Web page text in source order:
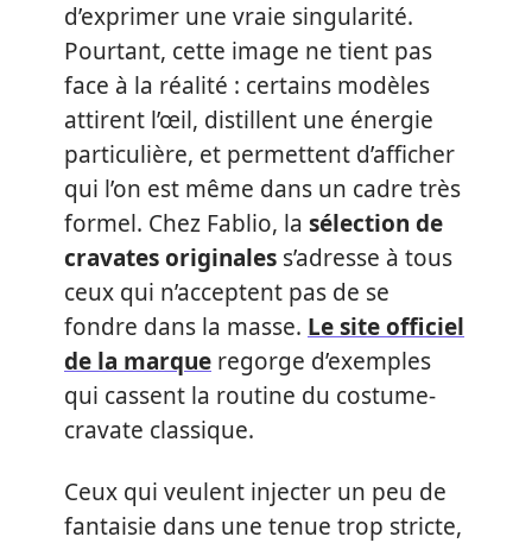
d’exprimer une vraie singularité.
Pourtant, cette image ne tient pas
face à la réalité : certains modèles
attirent l’œil, distillent une énergie
particulière, et permettent d’afficher
qui l’on est même dans un cadre très
formel. Chez Fablio, la sélection de
cravates originales s’adresse à tous
ceux qui n’acceptent pas de se
fondre dans la masse. Le site officiel
de la marque regorge d’exemples
qui cassent la routine du costume-
cravate classique.
Ceux qui veulent injecter un peu de
fantaisie dans une tenue trop stricte,